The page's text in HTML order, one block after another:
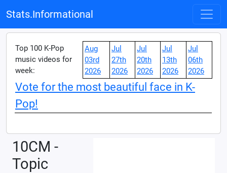
Stats.Informational
Top 100 K-Pop
music videos for
week:
Aug
03rd
2026
Jul
27th
2026
Jul
20th
2026
Jul
13th
2026
Jul
06th
2026
Vote for the most beautiful face in K-
Pop!
10CM -
Topic